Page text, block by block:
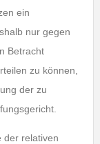
ein
nur gegen
Betracht
zu können,
der zu
der relativen